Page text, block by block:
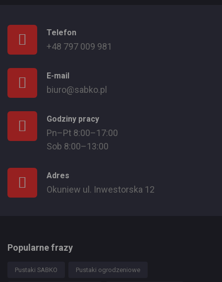
Telefon
+48 797 009 981
E-mail
biuro@sabko.pl
Godziny pracy
Pn–Pt 8:00–17:00
Sob 8:00–13:00
Adres
Okuniew ul. Inwestorska 12
Popularne frazy
Pustaki SABKO Pustaki ogrodzeniowe